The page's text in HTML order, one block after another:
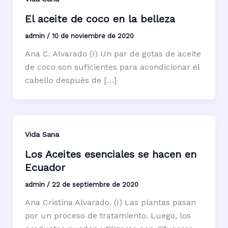
El aceite de coco en la belleza
admin / 10 de noviembre de 2020
Ana C. Alvarado (I) Un par de gotas de aceite
de coco son suficientes para acondicionar el
cabello después de […]
Vida Sana
Los Aceites esenciales se hacen en
Ecuador
admin / 22 de septiembre de 2020
Ana Cristina Alvarado. (I) Las plantas pasan
por un proceso de tratamiento. Luego, los